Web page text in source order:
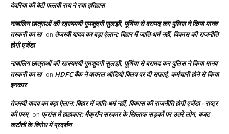
देवरिया की बेटी पल्लवी राय ने रचा इतिहास
नाबालिग छात्राओं की रहस्यमयी गुमशुदगी सुलझी, पूर्णिया से बरामद कर पुलिस ने किया मानव
तस्करी का ख on तेजस्वी यादव का बड़ा ऐलान: बिहार में जाति-धर्म नहीं, विकास की राजनीति
होगी एजेंडा
नाबालिग छात्राओं की रहस्यमयी गुमशुदगी सुलझी, पूर्णिया से बरामद कर पुलिस ने किया मानव
तस्करी का ख on HDFC बैंक ने वायरल ऑडियो क्लिप पर दी सफाई, कर्मचारी होने से किया
इनकार
तेजस्वी यादव का बड़ा ऐलान: बिहार में जाति-धर्म नहीं, विकास की राजनीति होगी एजेंडा - राष्ट्र
की परम् on फ्रांस में हाहाकार: मैक्रॉन सरकार के खिलाफ सड़कों पर उतरे लोग, बजट
कटौती के विरोध में प्रदर्शन